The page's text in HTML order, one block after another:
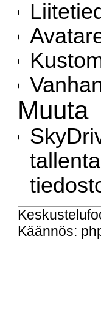
Muuta
Käännös: